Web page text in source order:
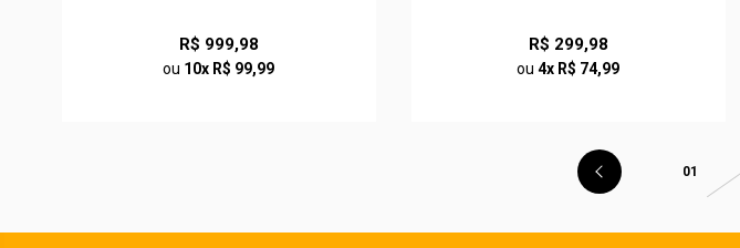
R$ 999,98
ou 10x R$ 99,99
R$ 299,98
ou4x R$ 74,99
01